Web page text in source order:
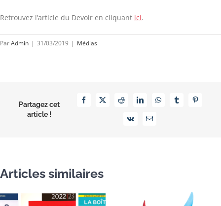
Retrouvez l’article du Devoir en cliquant ici.
ParAdmin | 31/03/2019 | Médias
Partagez cet
article !
Facebook
X RedditLinkedInWhatsAppTumblrPinterest
Vk Email
Articles similaires